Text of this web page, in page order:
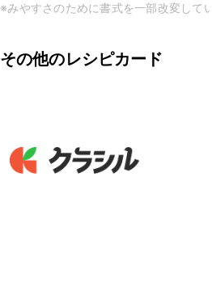
※みやすさのために書式を一部改変してい
その他のレシピカード